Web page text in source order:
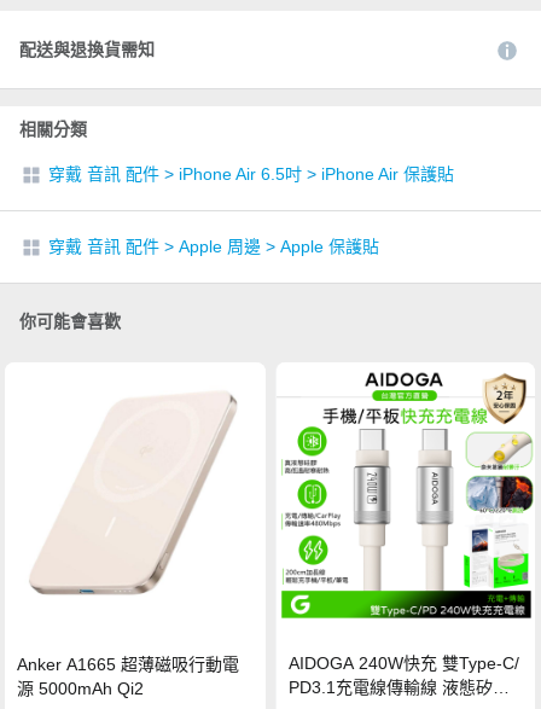
配送與退換貨需知
相關分類
穿戴 音訊 配件 > iPhone Air 6.5吋 > iPhone Air 保護貼
穿戴 音訊 配件 > Apple 周邊 > Apple 保護貼
你可能會喜歡
Anker A1665 超薄磁吸行動電
源 5000mAh Qi2
AIDOGA 240W快充 雙Type-C/
PD3.1充電線傳輸線 液態矽膠